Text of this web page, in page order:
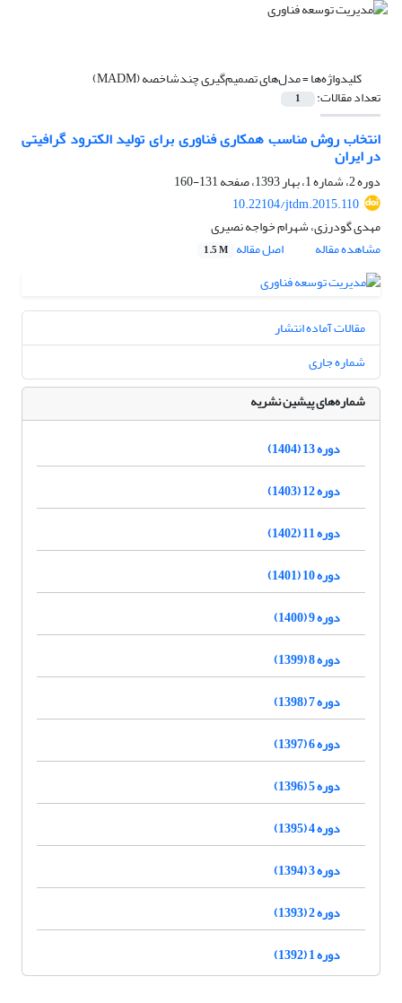
کلیدواژه‌ها =مدل‌های تصمیم‌گیری چند‌شاخصه (MADM)
تعداد مقالات: 1
انتخاب روش مناسب همکاری فناوری برای تولید الکترود گرافیتی
در ایران
دوره 2، شماره 1، بهار 1393، صفحه
131-160
10.22104/jtdm.2015.110
مهدی گودرزی، شهرام خواجه نصیری
مشاهده مقاله
اصل مقاله 1.5 M
مقالات آماده انتشار
شماره جاری
شماره‌های پیشین نشریه
دوره 13 (1404)
دوره 12 (1403)
دوره 11 (1402)
دوره 10 (1401)
دوره 9 (1400)
دوره 8 (1399)
دوره 7 (1398)
دوره 6 (1397)
دوره 5 (1396)
دوره 4 (1395)
دوره 3 (1394)
دوره 2 (1393)
دوره 1 (1392)